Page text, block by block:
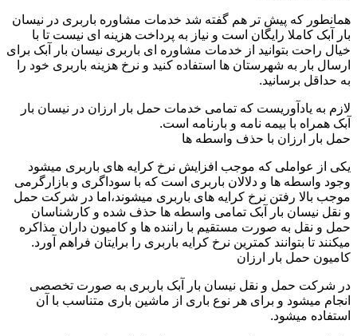
همانطور که پیش تر هم گفته شد خدمات مشاوره باربری در نیسان
بار آبک کاملا رایگان است و نیاز به پرداخت هزینه ای نیست تا با
خیال راحت بتوانید از خدمات مشاوره ای باربری نیسان بار آبک برای
ارسال بار به شهرستان ها استفاده کنید و نرخ هزینه باربری خود را
به حداقل برسانید.
لازم به یادآوریست که تمامی خدمات حمل بار ارزان در نیسان بار
آبک همراه با بیمه نامه و بارنامه است.
حمل بار ارزان با حذف واسطه ها
یکی از عواملی که موجب افزایش نرخ کرایه های باربری میشود
وجود واسطه ها و دلالان باربری است که با سوداگری و بازارگرمی
موجب بالا رفتن نرخ کرایه های باربری میشوند،اما در شرکت حمل
و نقل نیسان بار آبک تمامی واسطه ها حذف شده و کارشناسان
حمل و نقل به صورت مستقیم با راننده ها و کامیون داران مذاکره
میکنند تا بتوانند کمترین نرخ کرایه باربری را برایتان فراهم آورد.
کامیون حمل بار ارزان
در شرکت حمل و نقل نیسان بار آبک باربری به صورت تخصصی
انجام میشود و برای هر نوع باری از ماشین باری متناسب با آن
استفاده میشود.